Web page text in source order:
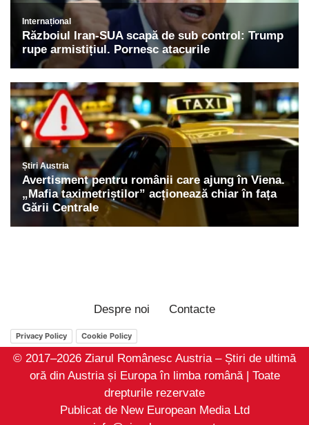
Despre noi Contacte
Privacy Policy Cookie Policy
© 2017–2026 Ziarul Românesc Austria – Știri de ultimă
oră din Austria și Europa în limba română | Toate
drepturile rezervate
Publicat de New European Media Ltd